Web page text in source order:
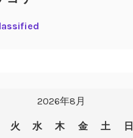
2026年8月
火 水 木 金 土 日